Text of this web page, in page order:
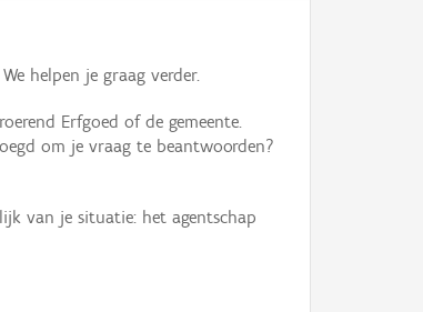
helpen je graag verder.
Erfgoed of de gemeente.
om je vraag te beantwoorden?
van je situatie: het agentschap